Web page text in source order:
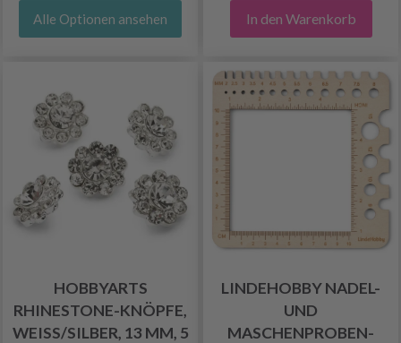
Alle Optionen ansehen In den Warenkorb
HOBBYARTS
RHINESTONE-KNÖPFE,
WEISS/SILBER, 13 MM, 5 S
LINDEHOBBY NADEL-
UND
MASCHENPROBEN-